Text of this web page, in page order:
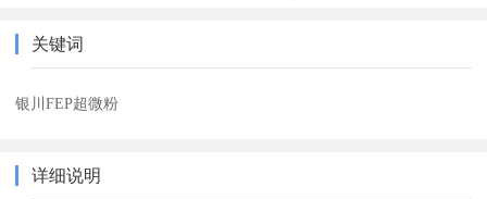
关键词
银川FEP超微粉
详细说明